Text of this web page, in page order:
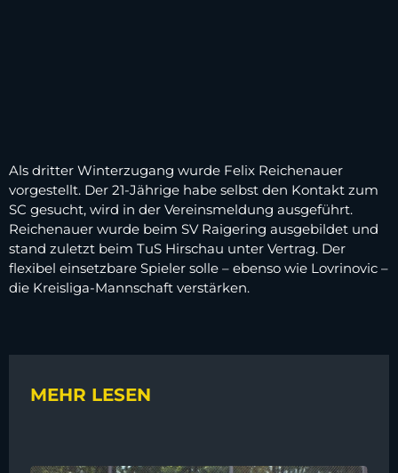
Als dritter Winterzugang wurde Felix Reichenauer
vorgestellt. Der 21-Jährige habe selbst den Kontakt zum
SC gesucht, wird in der Vereinsmeldung ausgeführt.
Reichenauer wurde beim SV Raigering ausgebildet und
stand zuletzt beim TuS Hirschau unter Vertrag. Der
flexibel einsetzbare Spieler solle – ebenso wie Lovrinovic –
die Kreisliga-Mannschaft verstärken.
MEHR LESEN